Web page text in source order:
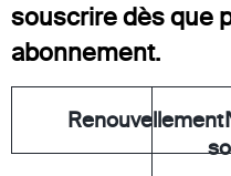
souscrire dès que
abonnement.
Renouvellement